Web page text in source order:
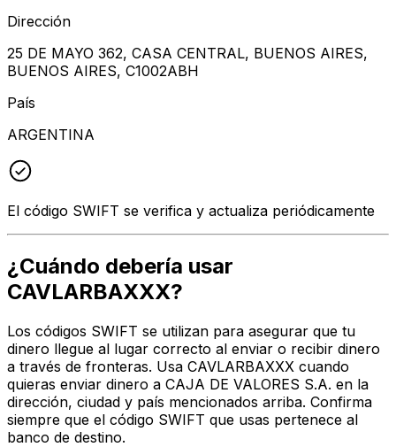
Dirección
25 DE MAYO 362, CASA CENTRAL, BUENOS AIRES,
BUENOS AIRES, C1002ABH
País
ARGENTINA
El código SWIFT se verifica y actualiza periódicamente
¿Cuándo debería usar
CAVLARBAXXX?
Los códigos SWIFT se utilizan para asegurar que tu
dinero llegue al lugar correcto al enviar o recibir dinero
a través de fronteras. Usa CAVLARBAXXX cuando
quieras enviar dinero a CAJA DE VALORES S.A. en la
dirección, ciudad y país mencionados arriba. Confirma
siempre que el código SWIFT que usas pertenece al
banco de destino.